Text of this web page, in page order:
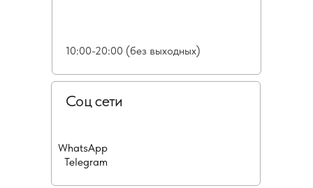
10:00-20:00 (без выходных)
Соц сети
WhatsApp
Telegram